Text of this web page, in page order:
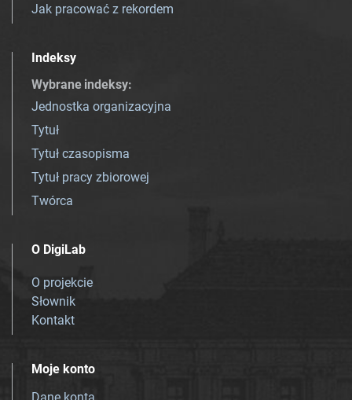
Jak pracować z rekordem
Indeksy
Wybrane indeksy:
Jednostka organizacyjna
Tytuł
Tytuł czasopisma
Tytuł pracy zbiorowej
Twórca
O DigiLab
O projekcie
Słownik
Kontakt
Moje konto
Dane konta